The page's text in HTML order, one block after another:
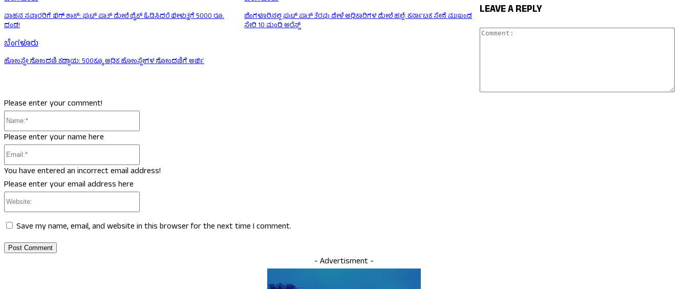
ವಾಹನ ಸವಾರರಿಗೆ ಬಿಗ್ ಶಾಕ್: ಫುಟ್ ಪಾತ್ ಮೇಲೆ ಬೈಕ್ ಓಡಿಸಿದರೆ ಬೀಳುತ್ತಗೆ 5000 ರೂ.
ದಂಡ!
ಬೆಂಗಳೂರಿನಲ್ಲಿ ಫುಟ್ ಪಾತ್ ತೆರವು ವೇಳೆ ಅಧಿಕಾರಿಗಳ ಮೇಲೆ ಹಲ್ಲೆ: ಕರ್ನಾಟಕ ಸೇನೆ ಮುಖಂಡ
ಸೇರಿ 10 ಮಂದಿ ಅರೆಸ್ಟ್
ಬೆಂಗಳೂರು
ಹೋಂಸ್ಟೇ ನೋಂದಣಿ ಕಡ್ಡಾಯ: 500ಕ್ಕೂ ಅಧಿಕ ಹೋಂಸ್ಟೇಗಳ ನೋಂದಣಿಗೆ ಅರ್ಜಿ
LEAVE A REPLY
Please enter your comment!
Please enter your name here
You have entered an incorrect email address!
Please enter your email address here
Save my name, email, and website in this browser for the next time I comment.
- Advertisment -